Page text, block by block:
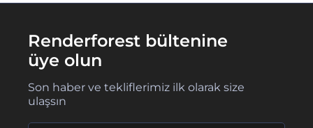
Renderforest bültenine
üye olun
Son haber ve tekliflerimiz ilk olarak size
ulaşsın